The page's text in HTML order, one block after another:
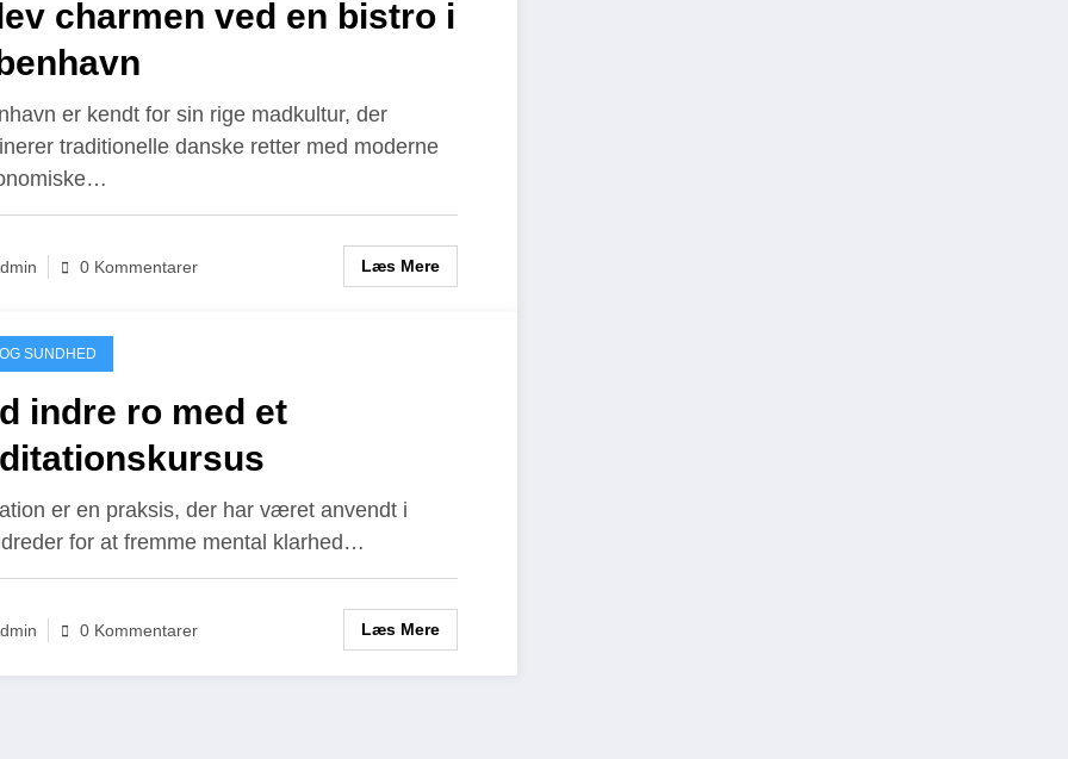
charmen ved en bistro i
er kendt for sin rige madkultur, der
traditionelle danske retter med moderne
0 Kommentarer Læs Mere
SUNDHED
indre ro med et
er en praksis, der har været anvendt i
for at fremme mental klarhed…
0 Kommentarer Læs Mere